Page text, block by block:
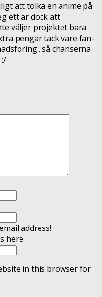
att tolka en anime på
ett är dock att
väljer projektet bara
pengar tack vare fan-
så chanserna
address!
here
in this browser for